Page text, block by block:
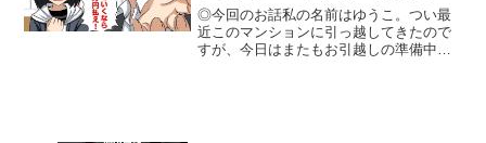
え！」→弁護士に相談した結果
ww【スカッとする話】
◎今回のお話私の名前はゆうこ。つい最
近このマンションに引っ越してきたので
すが、今日はまたもお引越しの準備中。